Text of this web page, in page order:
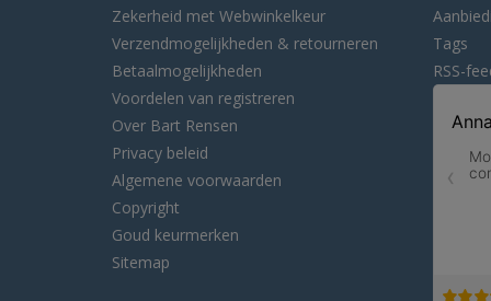
Zekerheid met Webwinkelkeur
Verzendmogelijkheden & retourneren
Betaalmogelijkheden
Voordelen van registreren
Over Bart Rensen
Privacy beleid
Algemene voorwaarden
Copyright
Goud keurmerken
Sitemap
Tags
RSS-